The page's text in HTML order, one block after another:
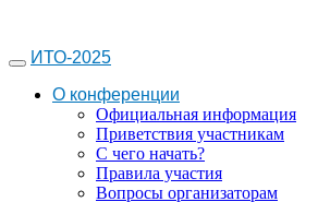
ИТО-2025
О конференции
Официальная информация
Приветствия участникам
С чего начать?
Правила участия
Вопросы организаторам